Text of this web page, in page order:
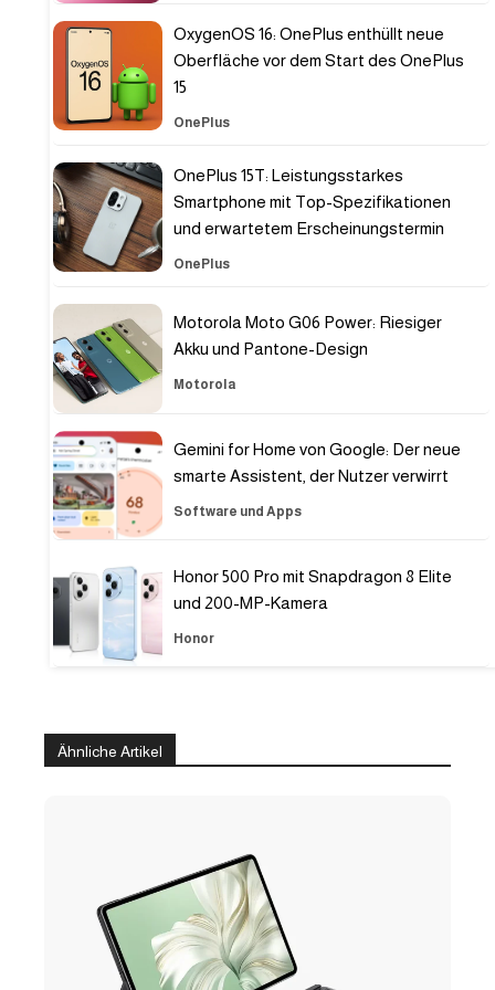
OxygenOS 16: OnePlus enthüllt neue
Oberfläche vor dem Start des OnePlus
15
OnePlus
OnePlus 15T: Leistungsstarkes
Smartphone mit Top-Spezifikationen
und erwartetem Erscheinungstermin
OnePlus
Motorola Moto G06 Power: Riesiger
Akku und Pantone-Design
Motorola
Gemini for Home von Google: Der neue
smarte Assistent, der Nutzer verwirrt
Software und Apps
Honor 500 Pro mit Snapdragon 8 Elite
und 200-MP-Kamera
Honor
Ähnliche Artikel